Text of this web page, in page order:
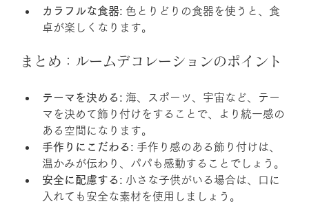
カラフルな食器: 色とりどりの食器を使うと、食
卓が楽しくなります。
まとめ：ルームデコレーションのポイント
テーマを決める: 海、スポーツ、宇宙など、テー
マを決めて飾り付けをすることで、より統一感の
ある空間になります。
手作りにこだわる: 手作り感のある飾り付けは、
温かみが伝わり、パパも感動することでしょう。
安全に配慮する: 小さな子供がいる場合は、口に
入れても安全な素材を使用しましょう。